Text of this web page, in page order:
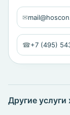
✉
☎+7 (495)
Другие услуги